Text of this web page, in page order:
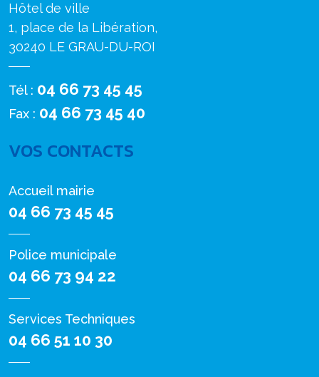
Hôtel de ville
1, place de la Libération,
30240 LE GRAU-DU-ROI
Tél : 04 66 73 45 45
Fax : 04 66 73 45 40
VOS CONTACTS
Accueil mairie
04 66 73 45 45
Police municipale
04 66 73 94 22
Services Techniques
04 66 51 10 30